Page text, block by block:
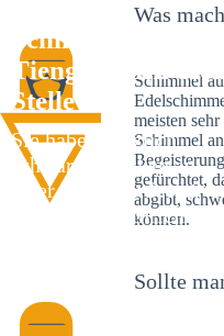
Schimmelexperte
Tiengen – Ihr
Stelle
Sie haben kürzlich
schwarze Flecken an
Ihrer Wand entdeckt?
Schlechte Nachrichten:
Was
Schimmel
meisten
Schimmel
gefürchtet,
abgibt,
können.
Sollte